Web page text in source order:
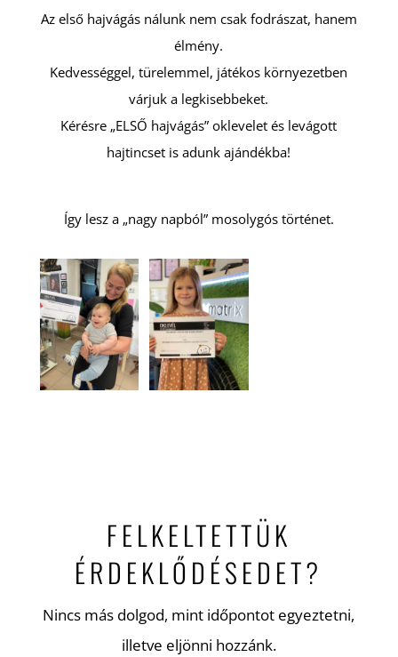
Az első hajvágás nálunk nem csak fodrászat, hanem
élmény.
Kedvességgel, türelemmel, játékos környezetben
várjuk a legkisebbeket.
Kérésre „ELSŐ hajvágás” oklevelet és levágott
hajtincset is adunk ajándékba!
Így lesz a „nagy napból” mosolygós történet.
FELKELTETTÜK
ÉRDEKLŐDÉSEDET?
Nincs más dolgod, mint időpontot egyeztetni,
illetve eljönni hozzánk.